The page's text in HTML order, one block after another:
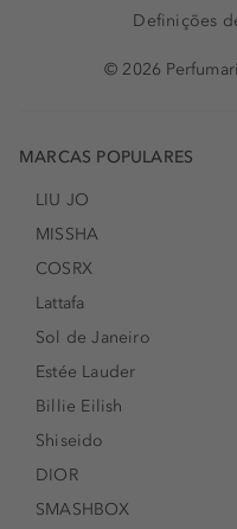
Definições
© 2026
MARCAS POPULARES
LIU JO
MISSHA
COSRX
Lattafa
Sol de Janeiro
Estée Lauder
Billie Eilish
Shiseido
DIOR
SMASHBOX